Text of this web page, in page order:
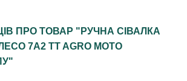
ПРО ТОВАР "РУЧНА СІВАЛКА
7A2 TT AGRO MOTO